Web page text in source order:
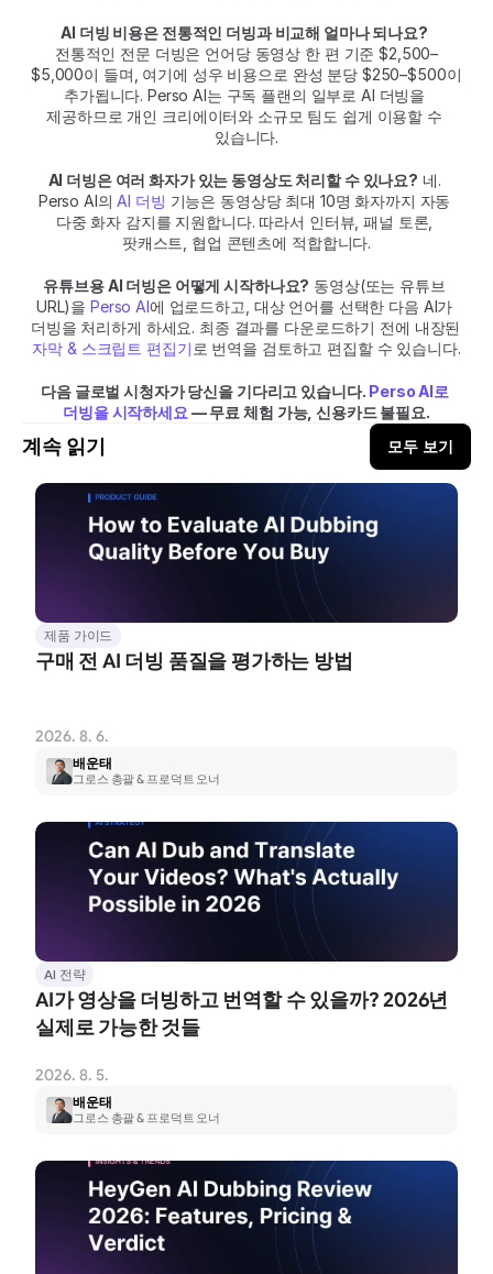
AI 더빙 비용은 전통적인 더빙과 비교해 얼마나 되나요?
전통적인 전문 더빙은 언어당 동영상 한 편 기준 $2,500–
$5,000이 들며, 여기에 성우 비용으로 완성 분당 $250–$500이
추가됩니다. Perso AI는 구독 플랜의 일부로 AI 더빙을
제공하므로 개인 크리에이터와 소규모 팀도 쉽게 이용할 수
있습니다.
AI 더빙은 여러 화자가 있는 동영상도 처리할 수 있나요? 네.
Perso AI의 AI 더빙 기능은 동영상당 최대 10명 화자까지 자동
다중 화자 감지를 지원합니다. 따라서 인터뷰, 패널 토론,
팟캐스트, 협업 콘텐츠에 적합합니다.
유튜브용 AI 더빙은 어떻게 시작하나요? 동영상(또는 유튜브
URL)을 Perso AI에 업로드하고, 대상 언어를 선택한 다음 AI가
자막 & 스크립트 편집기 로 번역을 검토하고 편집할 수 있습니다.
다음 글로벌 시청자가 당신을 기다리고 있습니다. Perso AI로
더빙을 시작하세요 — 무료 체험 가능, 신용카드 불필요.
계속 읽기 모두 보기
제품 가이드
구매 전 AI 더빙 품질을 평가하는 방법
2026. 8. 6.
배운태
그로스 총괄 & 프로덕트 오너
AI 전략
AI가 영상을 더빙하고 번역할 수 있을까? 2026년
실제로 가능한 것들
2026. 8. 5.
배운태
그로스 총괄 & 프로덕트 오너